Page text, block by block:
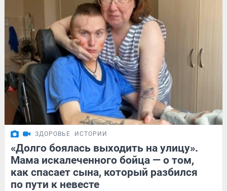
ЗДОРОВЬЕ ИСТОРИИ
«Долго боялась выходить на улицу».
Мама искалеченного бойца — о том,
как спасает сына, который разбился
по пути к невесте